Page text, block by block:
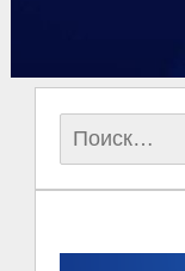
Найти: